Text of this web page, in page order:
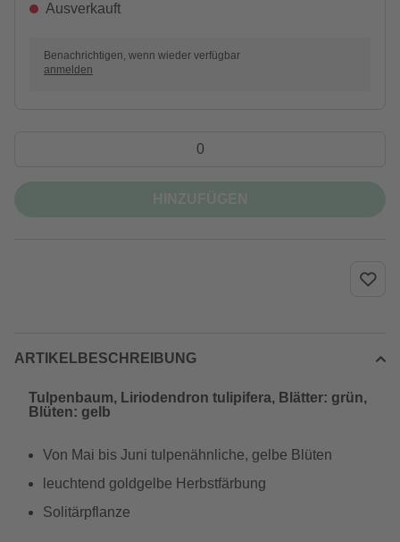
Ausverkauft
Benachrichtigen, wenn wieder verfügbar
anmelden
ARTIKELBESCHREIBUNG
Tulpenbaum, Liriodendron tulipifera, Blätter: grün,
Blüten: gelb
Von Mai bis Juni tulpenähnliche, gelbe Blüten
leuchtend goldgelbe Herbstfärbung
Solitärpflanze